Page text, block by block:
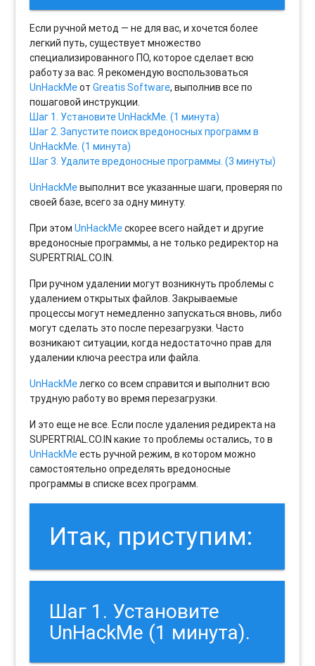
Если ручной метод — не для вас, и хочется более
легкий путь, существует множество
специализированного ПО, которое сделает всю
работу за вас. Я рекомендую воспользоваться
UnHackMeотGreatis Software, выполнив все по
пошаговой инструкции.
Шаг 1. Установите UnHackMe. (1 минута)
Шаг 2. Запустите поиск вредоносных программ в
UnHackMe. (1 минута)
Шаг 3. Удалите вредоносные программы. (3 минуты)
UnHackMeвыполнит все указанные шаги, проверяя по
своей базе, всего за одну минуту.
При этомUnHackMeскорее всего найдет и другие
вредоносные программы, а не только редиректор на
SUPERTRIAL.CO.IN.
При ручном удалении могут возникнуть проблемы с
удалением открытых файлов. Закрываемые
процессы могут немедленно запускаться вновь, либо
могут сделать это после перезагрузки. Часто
возникают ситуации, когда недостаточно прав для
удалении ключа реестра или файла.
UnHackMeлегко со всем справится и выполнит всю
трудную работу во время перезагрузки.
И это еще не все. Если после удаления редиректа на
SUPERTRIAL.CO.IN какие то проблемы остались, то в
UnHackMeесть ручной режим, в котором можно
самостоятельно определять вредоносные
программы в списке всех программ.
Итак, приступим:
Шаг 1. Установите
UnHackMe (1 минута).